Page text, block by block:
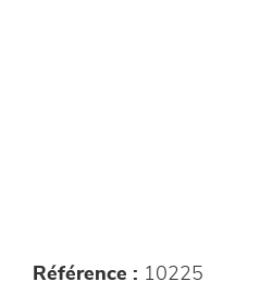
Référence : 10225